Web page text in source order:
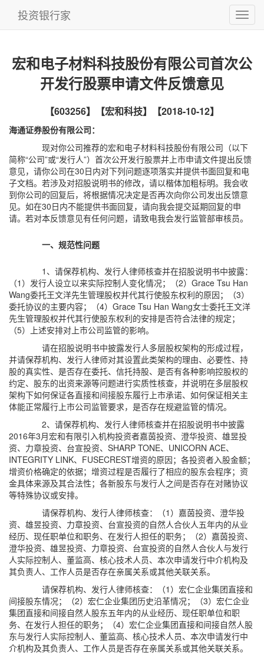
投资银行家
宏和电子材料科技股份有限公司首次公
开发行股票申请文件反馈意见
【603256】【宏和科技】【2018-10-12】
海通证券股份有限公司：
现对你公司推荐的宏和电子材料科技股份有限公司（以下
简称“公司”或“发行人”）首次公开发行股票并上市申请文件提出反馈
意见，请你公司在30日内对下列问题逐项落实并提供书面回复和电
子文档。若涉及对招股说明书的修改，请以楷体加粗标明。我会收
到你公司的回复后，将根据情况决定是否再次向你公司发出反馈意
见。如在30日内不能提供书面回复，请向我会提交延期回复的申
请。若对本反馈意见有任何问题，请致电我会发行监管部审核员。
一、规范性问题
1、请保荐机构、发行人律师核查并在招股说明书中披露：
（1）发行人设立以来实际控制人变化情况；（2）Grace Tsu Han
Wang委托王文洋先生管理股权并代其行使股东权利的原因；（3）
委托协议的主要内容；（4）Grace Tsu Han Wang女士委托王文洋
先生管理股权并代其行使股东权利的安排是否符合法律的规定；
（5）上述安排对上市公司监管的影响。
请在招股说明书中披露发行人多层股权架构的形成过程，
并请保荐机构、发行人律师对其设置此类架构的理由、必要性、持
股的真实性、是否存在委托、信托持股、是否有各种影响控股权的
约定、股东的出资来源等问题进行实质性核查，并说明在多层股权
架构下如何保证各直接和间接股东履行上市承诺、如何保证相关主
体能正常履行上市公司监管要求，是否存在规避监管的情况。
2、请保荐机构、发行人律师核查并在招股说明书中披露
2016年3月宏和有限引入机构投资者嘉茵投资、澄华投资、雄昱投
资、力章投资、台宣投资、SHARP TONE、UNICORN ACE、
INTEGRITY LINK、FUSECREST增资的原因；各投资者入股金额；
增资价格确定的依据；增资过程是否履行了相应的股东会程序；资
金具体来源及其合法性；各新股东与发行人之间是否存在对赌协议
等特殊协议或安排。
请保荐机构、发行人律师核查：（1）嘉茵投资、澄华投
资、雄昱投资、力章投资、台宣投资的自然人合伙人五年内的从业
经历、现任职单位和职务、在发行人担任的职务；（2）嘉茵投资、
澄华投资、雄昱投资、力章投资、台宣投资的自然人合伙人与发行
人实际控制人、董监高、核心技术人员、本次申请发行中介机构及
其负责人、工作人员是否存在亲属关系或其他关联关系。
请保荐机构、发行人律师核查：（1）宏仁企业集团直接和
间接股东情况；（2）宏仁企业集团历史沿革情况；（3）宏仁企业
集团直接和间接自然人股东五年内的从业经历、现任职单位和职
务、在发行人担任的职务；（4）宏仁企业集团直接和间接自然人股
东与发行人实际控制人、董监高、核心技术人员、本次申请发行中
介机构及其负责人、工作人员是否存在亲属关系或其他关联关系。